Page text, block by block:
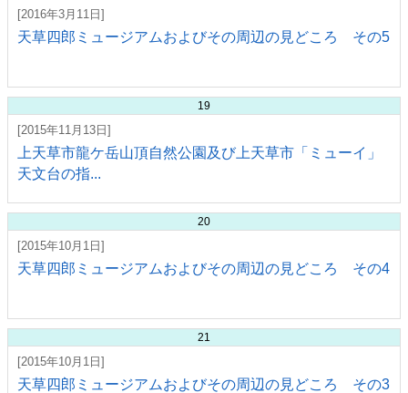
[2016年3月11日]
天草四郎ミュージアムおよびその周辺の見どころ その5
19
[2015年11月13日]
上天草市龍ケ岳山頂自然公園及び上天草市「ミューイ」
天文台の指...
20
[2015年10月1日]
天草四郎ミュージアムおよびその周辺の見どころ その4
21
[2015年10月1日]
天草四郎ミュージアムおよびその周辺の見どころ その3